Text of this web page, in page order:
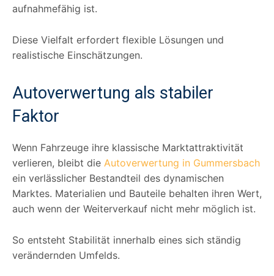
aufnahmefähig ist.
Diese Vielfalt erfordert flexible Lösungen und
realistische Einschätzungen.
Autoverwertung als stabiler
Faktor
Wenn Fahrzeuge ihre klassische Marktattraktivität
verlieren, bleibt die Autoverwertung in Gummersbach
ein verlässlicher Bestandteil des dynamischen
Marktes. Materialien und Bauteile behalten ihren Wert,
auch wenn der Weiterverkauf nicht mehr möglich ist.
So entsteht Stabilität innerhalb eines sich ständig
verändernden Umfelds.